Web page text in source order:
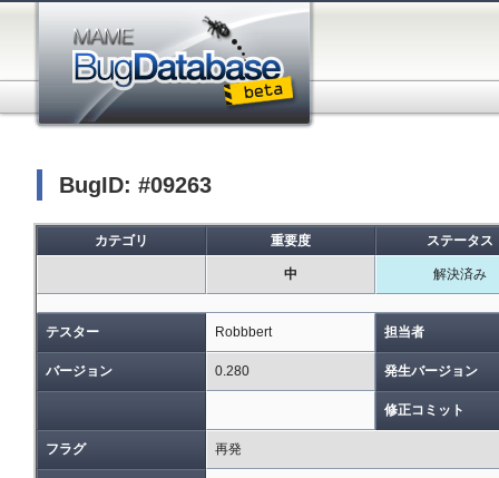
BugID: #09263
カテゴリ 重要度 ステータス
中 解決済み
テスター Robbbert 担当者
バージョン 0.280 発生バージョン
修正コミット
フラグ 再発